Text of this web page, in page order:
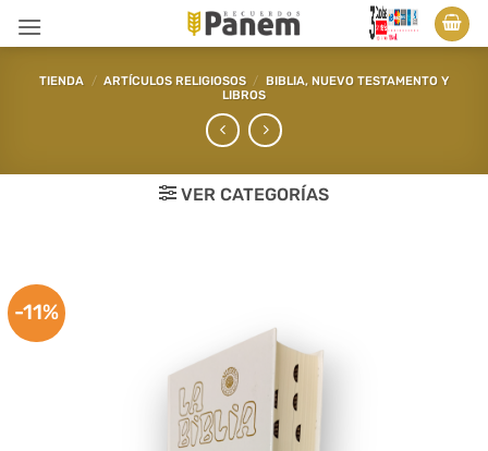
TIENDA / ARTÍCULOS RELIGIOSOS / BIBLIA, NUEVO TESTAMENTO Y
LIBROS
VER CATEGORÍAS
-11%